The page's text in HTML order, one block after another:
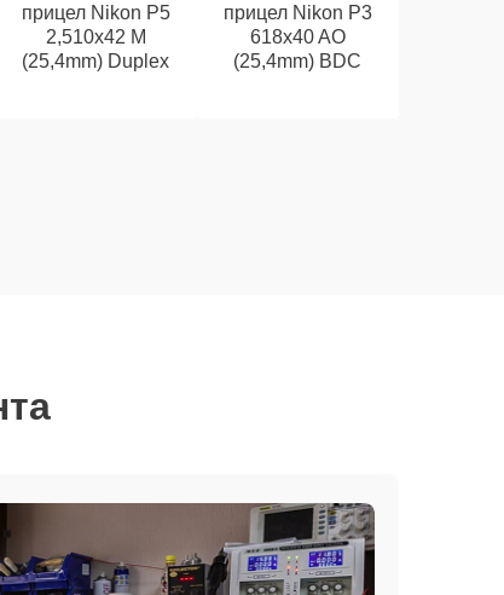
прицел Nikon P5
2,510x42 M
(25,4mm) Duplex
прицел Nikon P3
618x40 AO
(25,4mm) BDC